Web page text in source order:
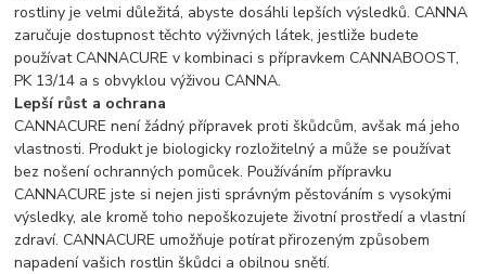
rostliny je velmi důležitá, abyste dosáhli lepších výsledků. CANNA
zaručuje dostupnost těchto výživných látek, jestliže budete
používat CANNACURE v kombinaci s přípravkem CANNABOOST,
PK 13/14 a s obvyklou výživou CANNA.
Lepší růst a ochrana
CANNACURE není žádný přípravek proti škůdcům, avšak má jeho
vlastnosti. Produkt je biologicky rozložitelný a může se používat
bez nošení ochranných pomůcek. Používáním přípravku
CANNACURE jste si nejen jisti správným pěstováním s vysokými
výsledky, ale kromě toho nepoškozujete životní prostředí a vlastní
zdraví. CANNACURE umožňuje potírat přirozeným způsobem
napadení vašich rostlin škůdci a obilnou snětí.